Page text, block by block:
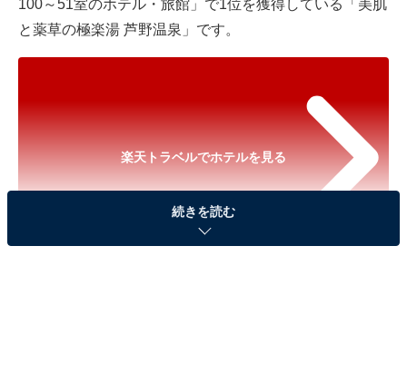
100～51室のホテル・旅館」で1位を獲得している「美肌
と薬草の極楽湯 芦野温泉」です。
楽天トラベルでホテルを見る
続きを読む